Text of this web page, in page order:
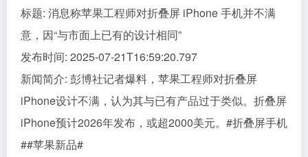
标题: 消息称苹果工程师对折叠屏 iPhone 手机并不满
意，因“与市面上已有的设计相同”
发布时间: 2025-07-21T16:59:20.797
新闻简介: 彭博社记者爆料，苹果工程师对折叠屏
iPhone设计不满，认为其与已有产品过于类似。折叠屏
iPhone预计2026年发布，或超2000美元。#折叠屏手机
##苹果新品#